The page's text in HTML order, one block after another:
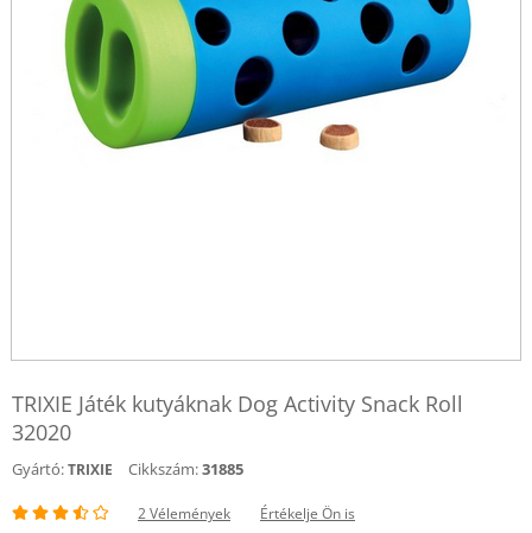
TRIXIE Játék kutyáknak Dog Activity Snack Roll
32020
Gyártó:TRIXIE Cikkszám:31885
2 Vélemények Értékelje Ön is